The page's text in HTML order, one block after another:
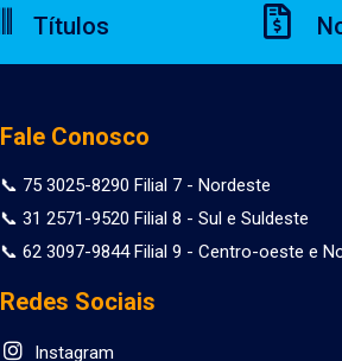
Títulos
Fale Conosco
📞 75 3025-8290 Filial 7 - Nordeste
📞 31 2571-9520 Filial 8 - Sul e Suldeste
📞 62 3097-9844 Filial 9 - Centro-oeste e
Redes Sociais
Instagram